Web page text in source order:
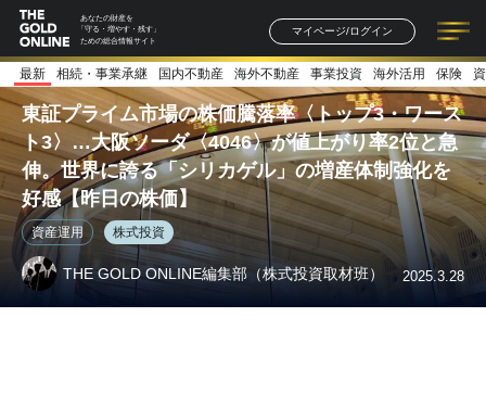
あなたの財産を
「守る・増やす・残す」
ための総合情報サイト
マイページ/ログイン
記事一覧 連載一覧
著者一覧 書籍一覧
最新 相続・事業承継 国内不動産 海外不動産 事業投資 海外活用 保険
東証プライム市場の株価騰落率〈トップ3・ワース
ト3〉…大阪ソーダ〈4046〉が値上がり率2位と急
伸。世界に誇る「シリカゲル」の増産体制強化を
好感【昨日の株価】
資産運用 株式投資
THE GOLD ONLINE編集部（株式投資取材班） 2025.3.28